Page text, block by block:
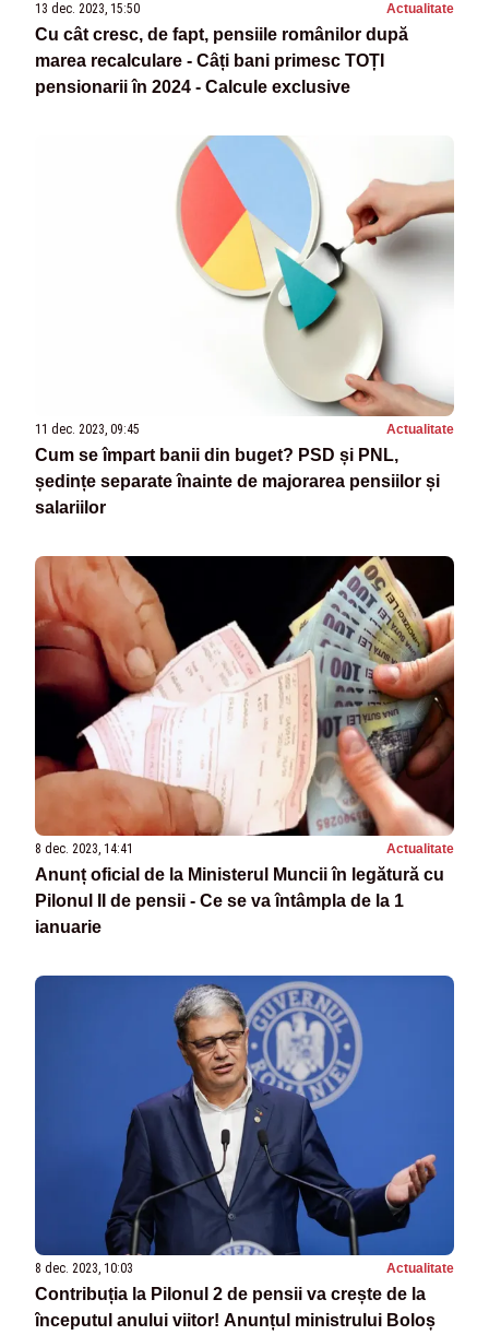
13 dec. 2023, 15:50 Actualitate
Cu cât cresc, de fapt, pensiile românilor după
marea recalculare - Câți bani primesc TOȚI
pensionarii în 2024 - Calcule exclusive
11 dec. 2023, 09:45 Actualitate
Cum se împart banii din buget? PSD și PNL,
ședințe separate înainte de majorarea pensiilor și
salariilor
8 dec. 2023, 14:41 Actualitate
Anunț oficial de la Ministerul Muncii în legătură cu
Pilonul II de pensii - Ce se va întâmpla de la 1
ianuarie
8 dec. 2023, 10:03 Actualitate
Contribuția la Pilonul 2 de pensii va crește de la
începutul anului viitor! Anunțul ministrului Boloș